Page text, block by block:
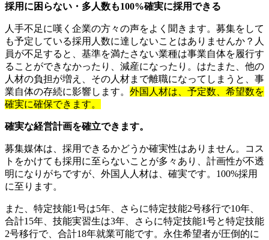
採用に困らない・多人数も100%確実に採用できる
人手不足に嘆く企業の方々の声をよく聞きます。募集をして
も予定している採用人数に達しないことはありませんか？人
員が不足すると、基準を満たさない業種は事業自体を履行す
ることができなかったり、減産になったり。はたまた、他の
人材の負担が増え、その人材まで離職になってしまうと、事
業自体の存続に影響します。 外国人材は、予定数、希望数を
確実に確保できます。
確実な経営計画を確立できます。
募集媒体は、採用できるかどうか確実性はありません。コス
トをかけても採用に至らないことが多々あり、計画性が不透
明になりがちですが、外国人人材は、確実です。100%採用
に至ります。
また、特定技能1号は5年、さらに特定技能2号移行で10年、
合計15年、技能実習生は3年、さらに特定技能1号と特定技能
2号移行で、合計18年就業可能です。永住希望者が圧倒的に